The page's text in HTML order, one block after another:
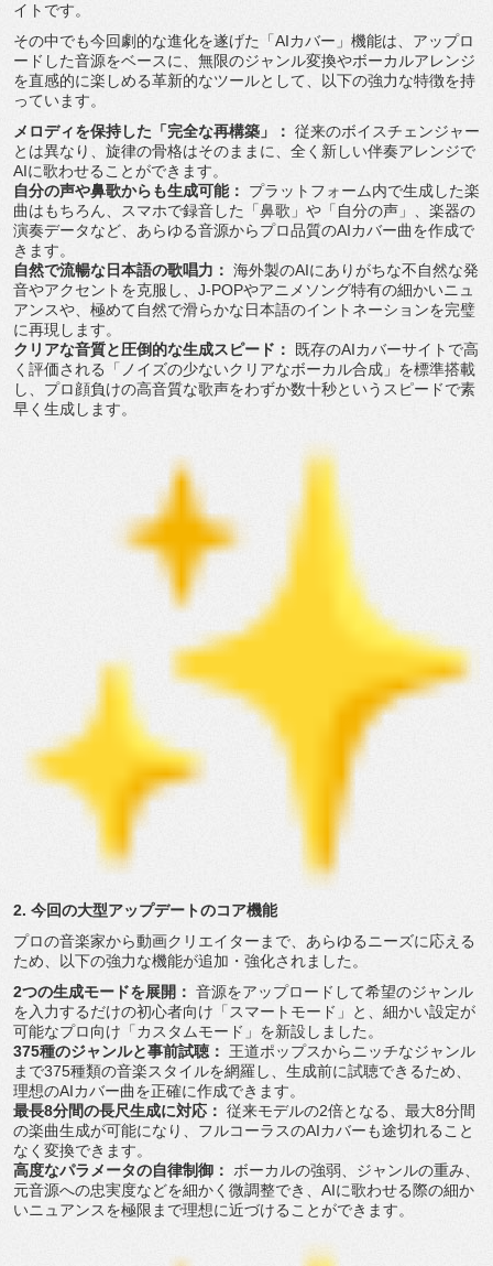
イトです。
その中でも今回劇的な進化を遂げた「AIカバー」機能は、 アップロ
ードした音源をベースに、 無限のジャンル変換やボーカルアレンジ
を直感的に楽しめる革新的なツールとして、以下の強力な特徴を持
っています。
メロディを保持した「完全な再構築」： 従来のボイスチェンジャー
とは異なり、旋律の骨格はそのままに、 全く新しい伴奏アレンジで
AIに歌わせることができます。
自分の声や鼻歌からも生成可能：
プラットフォーム内で生成した楽
曲はもちろん、
スマホで録音した「鼻歌」や「自分の声」、 楽器の
演奏データなど、 あらゆる音源からプロ品質のAIカバー曲を作成で
きます。
自然で流暢な日本語の歌唱力： 海外製のAIにありがちな不自然な発
音やアクセントを克服し、 J-POPやアニメソング特有の細かいニュ
アンスや、 極めて自然で滑らかな日本語のイントネーションを完璧
に再現します。
クリアな音質と圧倒的な生成スピード：
既存のAIカバーサイトで高
く評価される「 ノイズの少ないクリアなボーカル合成」を標準搭載
し、 プロ顔負けの高音質な歌声をわずか数十秒というスピードで素
早く 生成します。
2. 今回の大型アップデートのコア機能
プロの音楽家から動画クリエイターまで、 あらゆるニーズに応える
ため、以下の強力な機能が追加・ 強化されました。
2つの生成モードを展開： 音源をアップロードして希望のジャンル
を入力するだけの初心者向け「スマートモード」と、細かい設定が
可能なプロ向け「カスタムモード」を新設しました。
375種のジャンルと事前試聴：
王道ポップスからニッチなジャンル
まで375種類の音楽スタイルを網羅し、生成前に試聴できるため、
理想のAIカバー曲を正確に作成できます。
最長8分間の長尺生成に対応： 従来モデルの2倍となる、 最大8分間
の楽曲生成が可能になり、 フルコーラスのAIカバーも途切れること
なく変換できます。
高度なパラメータの自律制御：
ボーカルの強弱、 ジャンルの重み、
元音源への忠実度などを細かく微調整でき、 AIに歌わせる際の細か
いニュアンスを極限まで理想に近づけるこ とができます。